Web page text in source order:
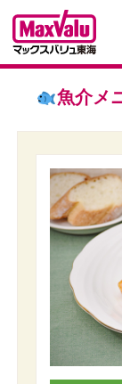
魚介メ